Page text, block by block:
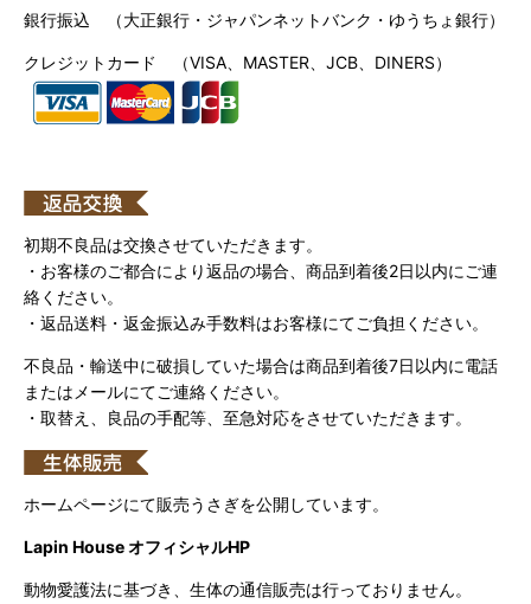
銀行振込 （大正銀行・ジャパンネットバンク・ゆうちょ銀行）
クレジットカード （VISA、MASTER、JCB、DINERS）
初期不良品は交換させていただきます。
・お客様のご都合により返品の場合、商品到着後2日以内にご連
絡ください。
・返品送料・返金振込み手数料はお客様にてご負担ください。
不良品・輸送中に破損していた場合は商品到着後7日以内に電話
またはメールにてご連絡ください。
・取替え、良品の手配等、至急対応をさせていただきます。
ホームページにて販売うさぎを公開しています。
Lapin House オフィシャルHP
動物愛護法に基づき、生体の通信販売は行っておりません。